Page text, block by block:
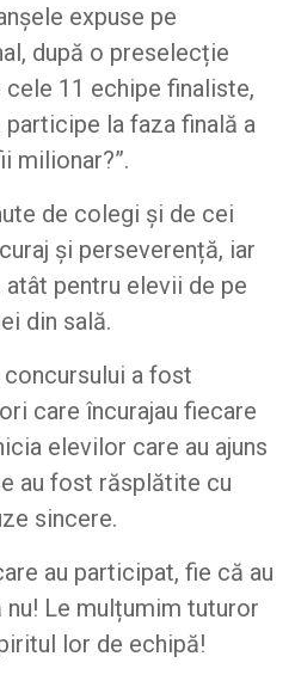
expuse pe
după o preselecție
11 echipe finaliste,
participe la faza finală a
milionar?”.
de colegi și de cei
și perseverență, iar
pentru elevii de pe
din sală.
a fost
care încurajau fiecare
elevilor care au ajuns
au fost răsplătite cu
sincere.
au participat, fie că au
Le mulțumim tuturor
lor de echipă!